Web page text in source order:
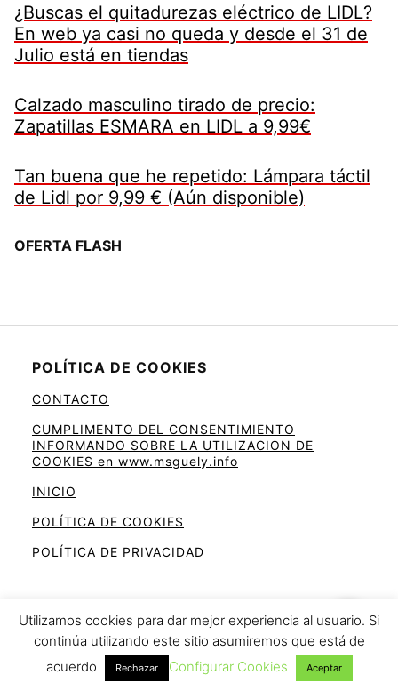
¿Buscas el quitadurezas eléctrico de LIDL?
En web ya casi no queda y desde el 31 de
Julio está en tiendas
Calzado masculino tirado de precio:
Zapatillas ESMARA en LIDL a 9,99€
Tan buena que he repetido: Lámpara táctil
de Lidl por 9,99 € (Aún disponible)
OFERTA FLASH
POLÍTICA DE COOKIES
CONTACTO
CUMPLIMENTO DEL CONSENTIMIENTO
INFORMANDO SOBRE LA UTILIZACION DE
COOKIES en www.msguely.info
INICIO
POLÍTICA DE COOKIES
POLÍTICA DE PRIVACIDAD
Ahorra en la cesta de la compra
Utilizamos cookies para dar mejor experiencia al usuario. Si
continúa utilizando este sitio asumiremos que está de
acuerdo
Rechazar Configurar Cookies Aceptar